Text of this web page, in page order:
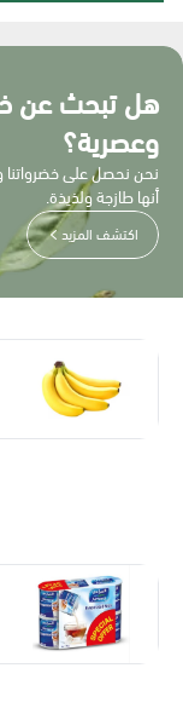
هل تبحث عن
وعصرية؟
نحن نحصل على خضرواتنا
أنها طازجة ولذيذة.
اكتشف المزيد